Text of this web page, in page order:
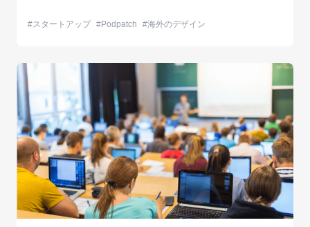
スタートアップ Podpatch 海外のデザイン